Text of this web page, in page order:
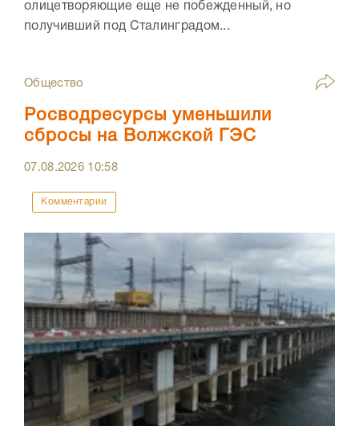
олицетворяющие еще не побежденный, но
получивший под Сталинградом...
Общество
Росводресурсы уменьшили
сбросы на Волжской ГЭС
07.08.2026 10:58
Комментарии